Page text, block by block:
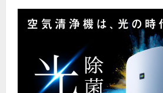
構
成］
い
て
さ
ら
に